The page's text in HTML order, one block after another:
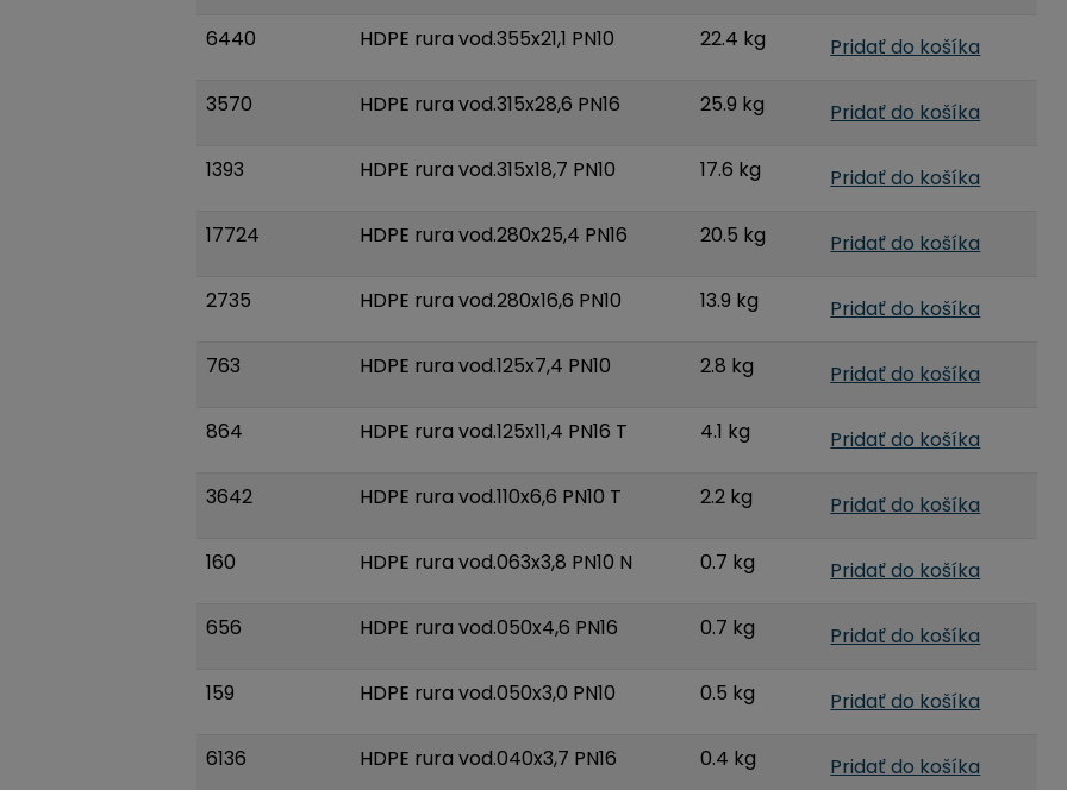
6440 HDPE rura vod.355x21,1 PN10 22.4 kg Pridať do košíka
3570 HDPE rura vod.315x28,6 PN16 25.9 kg Pridať do košíka
1393 HDPE rura vod.315x18,7 PN10 17.6 kg Pridať do košíka
17724 HDPE rura vod.280x25,4 PN16 20.5 kg Pridať do košíka
2735 HDPE rura vod.280x16,6 PN10 13.9 kg Pridať do košíka
763 HDPE rura vod.125x7,4 PN10 2.8 kg Pridať do košíka
864 HDPE rura vod.125x11,4 PN16 T 4.1 kg Pridať do košíka
3642 HDPE rura vod.110x6,6 PN10 T 2.2 kg Pridať do košíka
160 HDPE rura vod.063x3,8 PN10 N 0.7 kg Pridať do košíka
656 HDPE rura vod.050x4,6 PN16 0.7 kg Pridať do košíka
159 HDPE rura vod.050x3,0 PN10 0.5 kg Pridať do košíka
6136 HDPE rura vod.040x3,7 PN16 0.4 kg Pridať do košíka